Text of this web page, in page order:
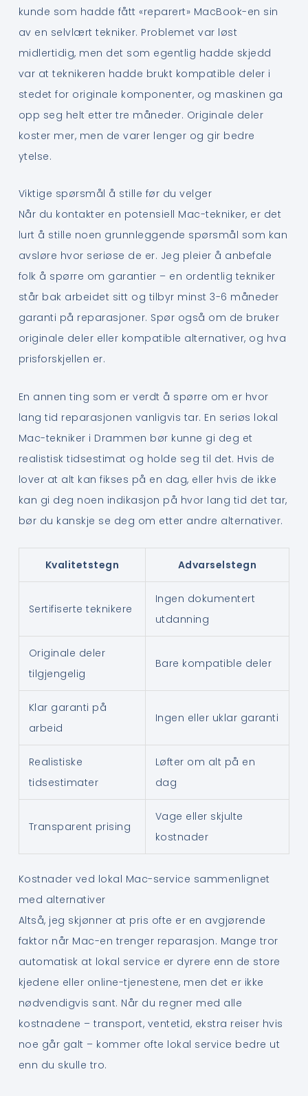
kunde som hadde fått «reparert» MacBook-en sin
av en selvlært tekniker. Problemet var løst
midlertidig, men det som egentlig hadde skjedd
var at teknikeren hadde brukt kompatible deler i
stedet for originale komponenter, og maskinen ga
opp seg helt etter tre måneder. Originale deler
koster mer, men de varer lenger og gir bedre
ytelse.
Viktige spørsmål å stille før du velger
Når du kontakter en potensiell Mac-tekniker, er det
lurt å stille noen grunnleggende spørsmål som kan
avsløre hvor seriøse de er. Jeg pleier å anbefale
folk å spørre om garantier – en ordentlig tekniker
står bak arbeidet sitt og tilbyr minst 3-6 måneder
garanti på reparasjoner. Spør også om de bruker
originale deler eller kompatible alternativer, og hva
prisforskjellen er.
En annen ting som er verdt å spørre om er hvor
lang tid reparasjonen vanligvis tar. En seriøs lokal
Mac-tekniker i Drammen bør kunne gi deg et
realistisk tidsestimat og holde seg til det. Hvis de
lover at alt kan fikses på en dag, eller hvis de ikke
kan gi deg noen indikasjon på hvor lang tid det tar,
bør du kanskje se deg om etter andre alternativer.
Kvalitetstegn Advarselstegn
Sertifiserte teknikere
Ingen dokumentert
utdanning
Originale deler
tilgjengelig
Bare kompatible deler
Klar garanti på
arbeid
Ingen eller uklar garanti
Realistiske
tidsestimater
Løfter om alt på en
dag
Transparent prising
Vage eller skjulte
kostnader
Kostnader ved lokal Mac-service sammenlignet
med alternativer
Altså, jeg skjønner at pris ofte er en avgjørende
faktor når Mac-en trenger reparasjon. Mange tror
automatisk at lokal service er dyrere enn de store
kjedene eller online-tjenestene, men det er ikke
nødvendigvis sant. Når du regner med alle
kostnadene – transport, ventetid, ekstra reiser hvis
noe går galt – kommer ofte lokal service bedre ut
enn du skulle tro.